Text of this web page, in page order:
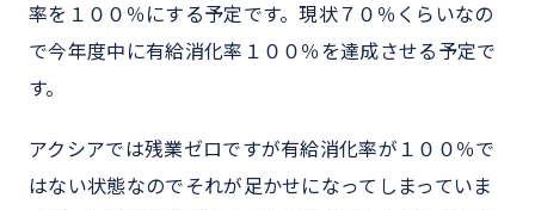
率を１００％にする予定です。現状７０％くらいなの
で今年度中に有給消化率１００％を達成させる予定で
す。
アクシアでは残業ゼロですが有給消化率が１００％で
はない状態なのでそれが足かせになってしまっていま